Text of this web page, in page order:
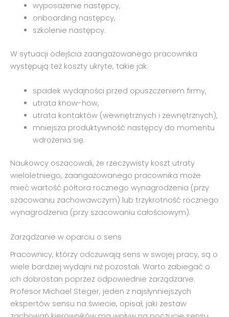
wyposażenie następcy,
onboarding następcy,
szkolenie następcy.
W sytuacji odejścia zaangażowanego pracownika
występują też koszty ukryte, takie jak:
spadek wydajności przed opuszczeniem firmy,
utrata know-how,
utrata kontaktów (wewnętrznych i zewnętrznych),
mniejsza produktywność następcy do momentu
wdrożenia się.
Naukowcy oszacowali, że rzeczywisty koszt utraty
wieloletniego, zaangażowanego pracownika może
mieć wartość półtora rocznego wynagrodzenia (przy
szacowaniu zachowawczym) lub trzykrotność rocznego
wynagrodzenia (przy szacowaniu całościowym).
Zarządzanie w oparciu o sens
Pracownicy, którzy odczuwają sens w swojej pracy, są o
wiele bardziej wydajni niż pozostali. Warto zabiegać o
ich dobrostan poprzez odpowiednie zarządzanie.
Profesor Michael Steger, jeden z najsłynniejszych
ekspertów sensu na świecie, opisał, jaki zestaw